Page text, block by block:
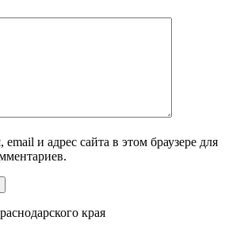
и адрес сайта в этом браузере для
края